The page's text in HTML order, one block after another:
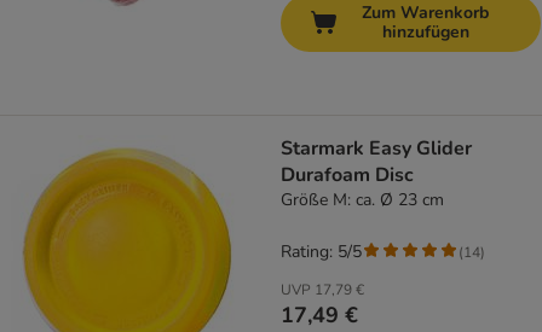
Zum Warenkorb
hinzufügen
Starmark Easy Glider
Durafoam Disc
Größe M: ca. Ø 23 cm
UVP 17,79 €
17,49 €
Rating: 5/5 (14)